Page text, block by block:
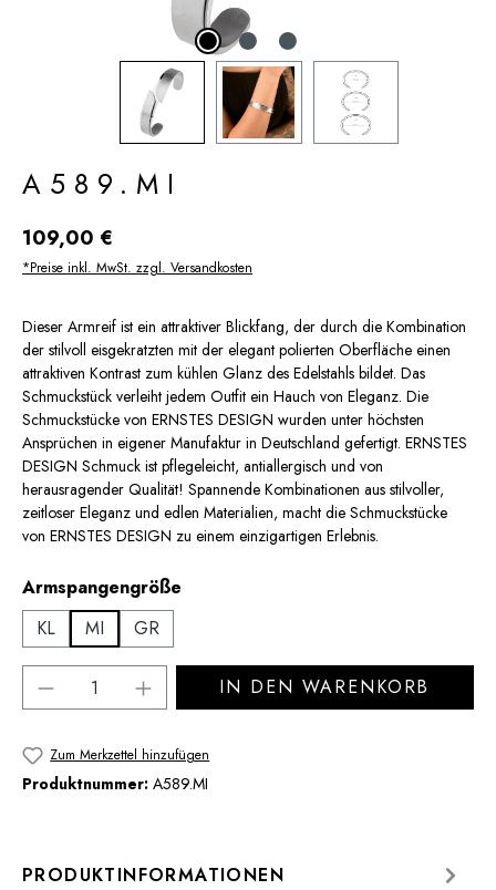
A589.MI
Regulärer Preis:
109,00 €
*Preise inkl. MwSt. zzgl. Versandkosten
Dieser Armreif ist ein attraktiver Blickfang, der durch die Kombination
der stilvoll eisgekratzten mit der elegant polierten Oberfläche einen
attraktiven Kontrast zum kühlen Glanz des Edelstahls bildet. Das
Schmuckstück verleiht jedem Outfit ein Hauch von Eleganz. Die
Schmuckstücke von ERNSTES DESIGN wurden unter höchsten
Ansprüchen in eigener Manufaktur in Deutschland gefertigt. ERNSTES
DESIGN Schmuck ist pflegeleicht, antiallergisch und von
herausragender Qualität! Spannende Kombinationen aus stilvoller,
zeitloser Eleganz und edlen Materialien, macht die Schmuckstücke
von ERNSTES DESIGN zu einem einzigartigen Erlebnis.
Armspangengröße
KL
MI GR
Produkt Anzahl: Gib den gewünschten
IN DEN WARENKORB
Zum Merkzettel hinzufügen
Produktnummer: A589.MI
PRODUKTINFORMATIONEN